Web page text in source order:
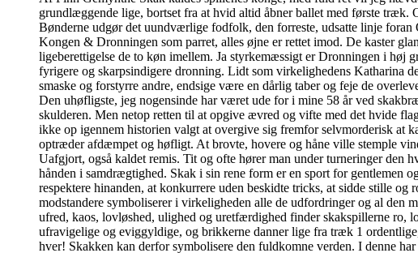
grundlæggende lige, bortset fra at hvid altid åbner ballet med første
Bønderne udgør det uundværlige fodfolk, den forreste, udsatte linje
Kongen & Dronningen som parret, alles øjne er rettet imod. De kaster
ligeberettigelse de to køn imellem. Ja styrkemæssigt er Dronningen i høj
fyrigere og skarpsindigere dronning. Lidt som virkelighedens Katharina
smaske og forstyrre andre, endsige være en dårlig taber og feje de
Den uhøfligste, jeg nogensinde har været ude for i mine 58 år ved
skulderen. Men netop retten til at opgive ævred og vifte med det hvide
ikke op igennem historien valgt at overgive sig fremfor selvmorderisk at
optræder afdæmpet og høfligt. At brovte, hovere og håne ville stemple
Uafgjort, også kaldet remis. Tit og ofte hører man under turneringer den
hånden i samdrægtighed. Skak i sin rene form er en sport for gentlemen
respektere hinanden, at konkurrere uden beskidte tricks, at sidde stille
modstandere symboliserer i virkeligheden alle de udfordringer og al den
ufred, kaos, lovløshed, ulighed og uretfærdighed finder skakspillerne ro,
ufravigelige og eviggyldige, og brikkerne danner lige fra træk 1
hver! Skakken kan derfor symbolisere den fuldkomne verden. I denne